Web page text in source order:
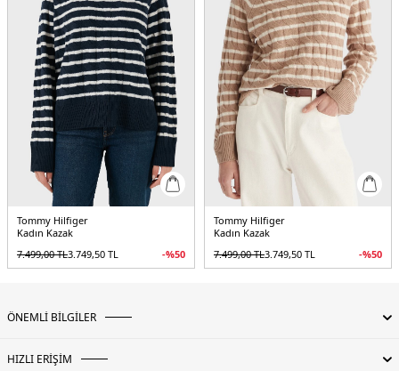
Tommy Hilfiger
Kadın Kazak
7.499,00TL3.749,50 TL -%50
Tommy Hilfiger
Kadın Kazak
7.499,00TL3.749,50 TL -%50
ÖNEMLİ BİLGİLER
HIZLI ERİŞİM